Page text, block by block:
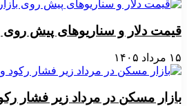
قیمت دلار و سناریوهای پیش روی
۱۵ مرداد ۱۴۰۵
بازار مسکن در مرداد زیر فشار